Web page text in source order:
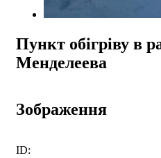
Пункт обігріву в
Менделеева
Зображення
ID: